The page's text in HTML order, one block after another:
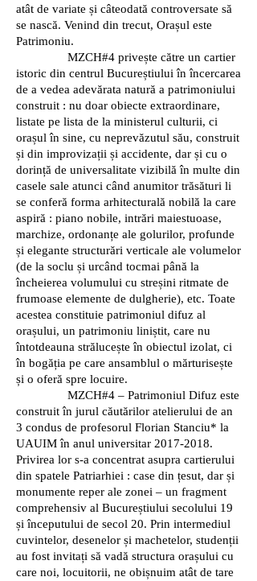
atât de variate și câteodată controversate să
se nască. Venind din trecut, Orașul este
Patrimoniu.
MZCH#4 privește către un cartier
istoric din centrul Bucureștiului în încercarea
de a vedea adevărata natură a patrimoniului
construit : nu doar obiecte extraordinare,
listate pe lista de la ministerul culturii, ci
orașul în sine, cu neprevăzutul său, construit
și din improvizații și accidente, dar și cu o
dorință de universalitate vizibilă în multe din
casele sale atunci când anumitor trăsături li
se conferă forma arhitecturală nobilă la care
aspiră : piano nobile, intrări maiestuoase,
marchize, ordonanțe ale golurilor, profunde
și elegante structurări verticale ale volumelor
(de la soclu și urcând tocmai până la
încheierea volumului cu streșini ritmate de
frumoase elemente de dulgherie), etc. Toate
acestea constituie patrimoniul difuz al
orașului, un patrimoniu liniștit, care nu
întotdeauna strălucește în obiectul izolat, ci
în bogăția pe care ansamblul o mărturisește
și o oferă spre locuire.
MZCH#4 – Patrimoniul Difuz este
construit în jurul căutărilor atelierului de an
3 condus de profesorul Florian Stanciu* la
UAUIM în anul universitar 2017-2018.
Privirea lor s-a concentrat asupra cartierului
din spatele Patriarhiei : case din țesut, dar și
monumente reper ale zonei – un fragment
comprehensiv al Bucureștiului secolului 19
și începutului de secol 20. Prin intermediul
cuvintelor, desenelor și machetelor, studenții
au fost invitați să vadă structura orașului cu
care noi, locuitorii, ne obișnuim atât de tare